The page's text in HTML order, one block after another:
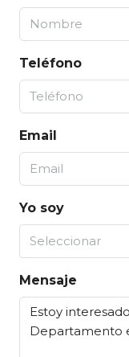
Teléfono
Email
Yo soy
Seleccionar
Mensaje